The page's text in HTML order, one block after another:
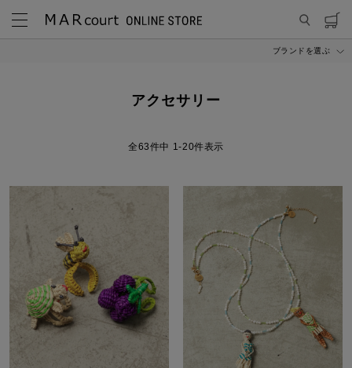
ブランドを選ぶ
アクセサリー
63件中 1-20件表示